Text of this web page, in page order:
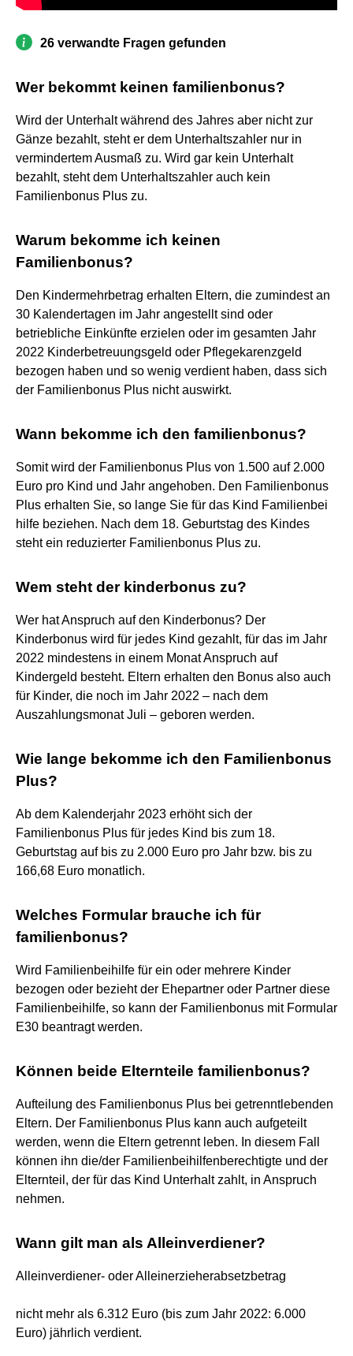
26 verwandte Fragen gefunden
Wer bekommt keinen familienbonus?
Wird der Unterhalt während des Jahres aber nicht zur
Gänze bezahlt, steht er dem Unterhaltszahler nur in
vermindertem Ausmaß zu. Wird gar kein Unterhalt
bezahlt, steht dem Unterhaltszahler auch kein
Familienbonus Plus zu.
Warum bekomme ich keinen
Familienbonus?
Den Kindermehrbetrag erhalten Eltern, die zumindest an
30 Kalendertagen im Jahr angestellt sind oder
betriebliche Einkünfte erzielen oder im gesamten Jahr
2022 Kinderbetreuungsgeld oder Pflegekarenzgeld
bezogen haben und so wenig verdient haben, dass sich
der Familienbonus Plus nicht auswirkt.
Wann bekomme ich den familienbonus?
Somit wird der Familienbonus Plus von 1.500 auf 2.000
Euro pro Kind und Jahr angehoben. Den Familienbonus
Plus erhalten Sie, so lange Sie für das Kind Familienbei
hilfe beziehen. Nach dem 18. Geburtstag des Kindes
steht ein reduzierter Familienbonus Plus zu.
Wem steht der kinderbonus zu?
Wer hat Anspruch auf den Kinderbonus? Der
Kinderbonus wird für jedes Kind gezahlt, für das im Jahr
2022 mindestens in einem Monat Anspruch auf
Kindergeld besteht. Eltern erhalten den Bonus also auch
für Kinder, die noch im Jahr 2022 – nach dem
Auszahlungsmonat Juli – geboren werden.
Wie lange bekomme ich den Familienbonus
Plus?
Ab dem Kalenderjahr 2023 erhöht sich der
Familienbonus Plus für jedes Kind bis zum 18.
Geburtstag auf bis zu 2.000 Euro pro Jahr bzw. bis zu
166,68 Euro monatlich.
Welches Formular brauche ich für
familienbonus?
Wird Familienbeihilfe für ein oder mehrere Kinder
bezogen oder bezieht der Ehepartner oder Partner diese
Familienbeihilfe, so kann der Familienbonus mit Formular
E30 beantragt werden.
Können beide Elternteile familienbonus?
Aufteilung des Familienbonus Plus bei getrenntlebenden
Eltern. Der Familienbonus Plus kann auch aufgeteilt
werden, wenn die Eltern getrennt leben. In diesem Fall
können ihn die/der Familienbeihilfenberechtigte und der
Elternteil, der für das Kind Unterhalt zahlt, in Anspruch
nehmen.
Wann gilt man als Alleinverdiener?
Alleinverdiener- oder Alleinerzieherabsetzbetrag
nicht mehr als 6.312 Euro (bis zum Jahr 2022: 6.000
Euro) jährlich verdient.